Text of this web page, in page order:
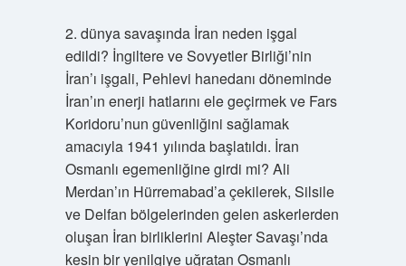
2. dünya savaşında İran neden işgal
edildi? İngiltere ve Sovyetler Birliği’nin
İran’ı işgali, Pehlevi hanedanı döneminde
İran’ın enerji hatlarını ele geçirmek ve Fars
Koridoru’nun güvenliğini sağlamak
amacıyla 1941 yılında başlatıldı. İran
Osmanlı egemenliğine girdi mi? Ali
Merdan’ın Hürremabad’a çekilerek, Silsile
ve Delfan bölgelerinden gelen askerlerden
oluşan İran birliklerini Aleşter Savaşı’nda
kesin bir yenilgiye uğratan Osmanlı